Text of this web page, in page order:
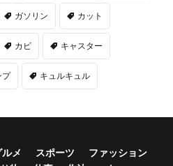
ガソリン カット
カビ キャスター
プ キュルキュル
ルメ スポーツ
ファッション